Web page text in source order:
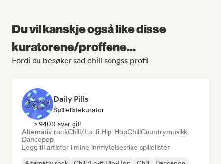
Du vil kanskje også like disse
kuratorene/proffene...
Fordi du besøker sad chill songss profil
Daily Pills
Spillelistekurator
> 9400 svar gitt
Alternativ rockChill/Lo-fi Hip-HopChillCountrymusikk
Dancepop
Legg til artister i mine innflytelsesrike spillelister